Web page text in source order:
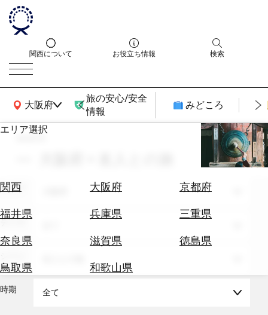
関西について お役立ち情報 検索
大阪府
関西広域MAP
旅の安心/安全
情報
みどころ
エリア選択
関西 大阪府
京都府
福井県
兵庫県
三重県
奈良県
滋賀県
徳島県
鳥取県
和歌山県
エ
券
テ
を
search
エリア
テーマ
時期 全て